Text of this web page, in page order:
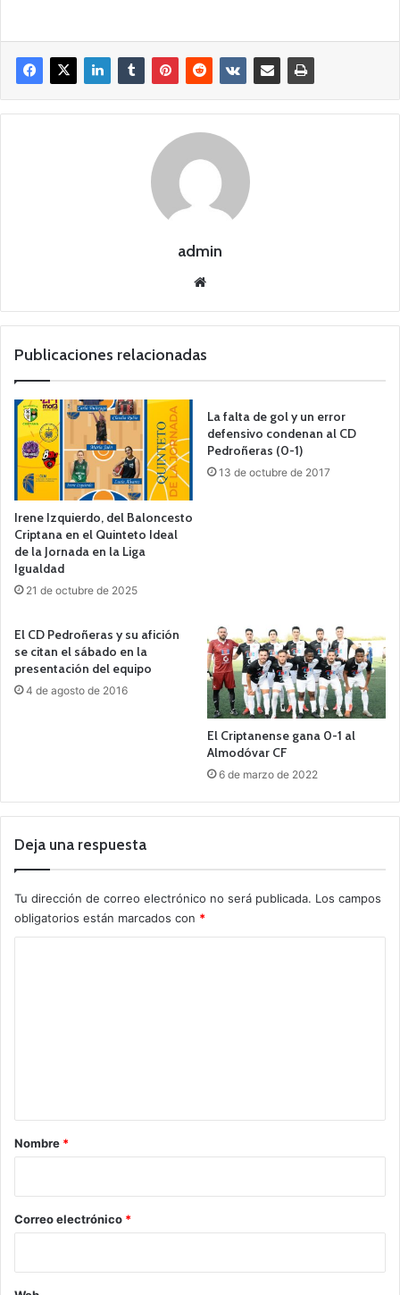
admin
we
Publicaciones relacionadas
Irene Izquierdo, del Baloncesto
Criptana en el Quinteto Ideal
de la Jornada en la Liga
Igualdad
21 de octubre de 2025
La falta de gol y un error
defensivo condenan al CD
Pedroñeras (0-1)
13 de octubre de 2017
El CD Pedroñeras y su afición
se citan el sábado en la
presentación del equipo
4 de agosto de 2016
El Criptanense gana 0-1 al
Almodóvar CF
6 de marzo de 2022
Deja una respuesta
Tu dirección de correo electrónico no será publicada. Los campos
obligatorios están marcados con *
r
*
Nombre *
Correo electrónico *